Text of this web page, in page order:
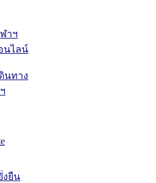
าฯ
นไลน์
นทาง
งยืน